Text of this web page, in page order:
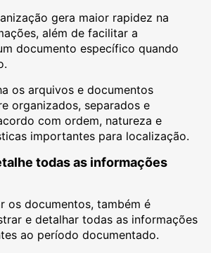
gera maior rapidez na
além de facilitar a
documento específico quando
os arquivos e documentos
organizados, separados e
com ordem, natureza e
importantes para localização.
todas as informações
os documentos, também é
e detalhar todas as informações
ao período documentado.